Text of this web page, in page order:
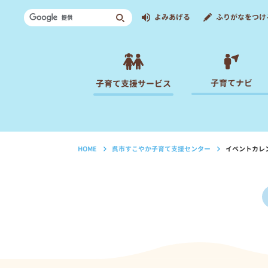
よみあげる ふりがなをつけ
子育て支援サービス 子育てナビ
HOME 呉市すこやか子育て支援センター イベントカレ